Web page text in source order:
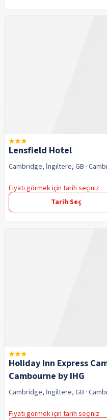
Lensfield Hotel
Cambridge, İngiltere, GB ·
Fiyatı görmek için tarih seçiniz
Tarih Seç
Holiday Inn Express
Cambourne by IHG
Cambridge, İngiltere, GB ·
Fiyatı görmek için tarih seçiniz